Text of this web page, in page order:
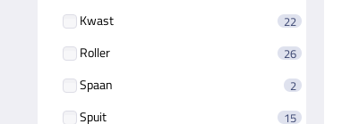
Kwast 22
Roller 26
Spaan 2
Spuit 15